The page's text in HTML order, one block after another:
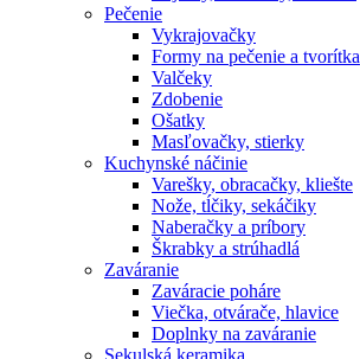
Pečenie
Vykrajovačky
Formy na pečenie a tvorítka
Valčeky
Zdobenie
Ošatky
Masľovačky, stierky
Kuchynské náčinie
Varešky, obracačky, kliešte
Nože, tĺčiky, sekáčiky
Naberačky a príbory
Škrabky a strúhadlá
Zaváranie
Zaváracie poháre
Viečka, otvárače, hlavice
Doplnky na zaváranie
Sekulská keramika